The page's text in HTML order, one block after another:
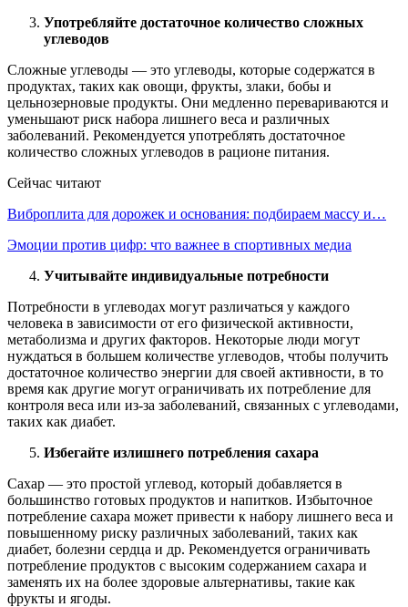
Употребляйте достаточное количество сложных
углеводов
Сложные углеводы — это углеводы, которые содержатся в
продуктах, таких как овощи, фрукты, злаки, бобы и
цельнозерновые продукты. Они медленно перевариваются и
уменьшают риск набора лишнего веса и различных
заболеваний. Рекомендуется употреблять достаточное
количество сложных углеводов в рационе питания.
Сейчас читают
Виброплита для дорожек и основания: подбираем массу и…
Эмоции против цифр: что важнее в спортивных медиа
Учитывайте индивидуальные потребности
Потребности в углеводах могут различаться у каждого
человека в зависимости от его физической активности,
метаболизма и других факторов. Некоторые люди могут
нуждаться в большем количестве углеводов, чтобы получить
достаточное количество энергии для своей активности, в то
время как другие могут ограничивать их потребление для
контроля веса или из-за заболеваний, связанных с углеводами,
таких как диабет.
Избегайте излишнего потребления сахара
Сахар — это простой углевод, который добавляется в
большинство готовых продуктов и напитков. Избыточное
потребление сахара может привести к набору лишнего веса и
повышенному риску различных заболеваний, таких как
диабет, болезни сердца и др. Рекомендуется ограничивать
потребление продуктов с высоким содержанием сахара и
заменять их на более здоровые альтернативы, такие как
фрукты и ягоды.